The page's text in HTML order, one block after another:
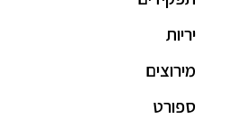
יריות
מירוצים
ספורט